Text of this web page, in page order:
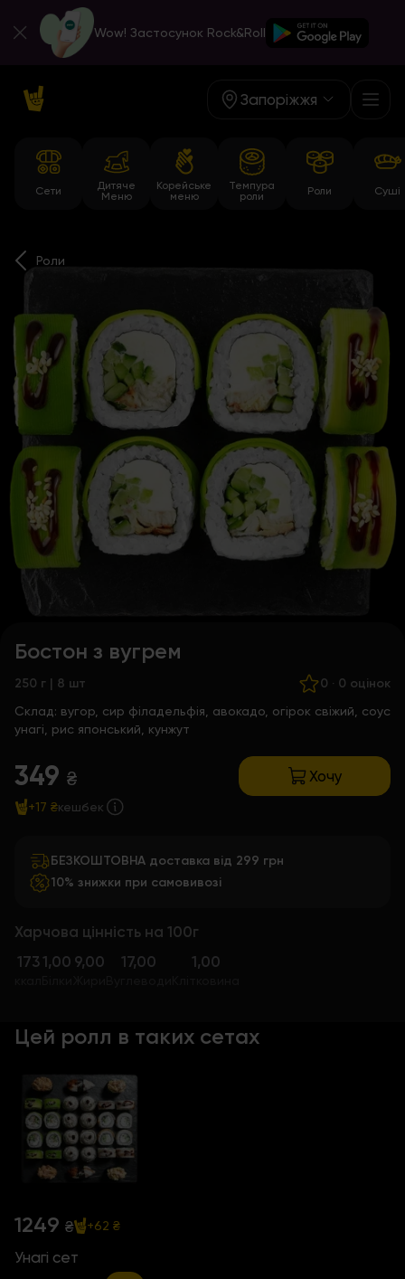
Wow! Застосунок Rock&Roll
Запоріжжя
Сети
Дитяче
Меню
Корейське
меню
Темпура
роли
Роли Суші
Роли
Бостон з вугрем
250 г | 8 шт 0 · 0 оцінок
Склад: вугор, сир філадельфія, авокадо, огірок свіжий, соус
унагі, рис японський, кунжут
349 ₴ Хочу
+17 ₴кешбек
БЕЗКОШТОВНА доставка від 299 грн
10% знижки при самовивозі
Харчова цінність на 100г
1731,00 9,00 17,00 1,00
Цей ролл в таких сетах
1249 ₴ +62 ₴
Унагі сет